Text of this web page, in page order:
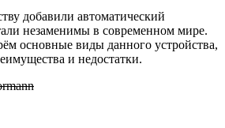
добавили автоматический
незаменимы в современном мире.
основные виды данного устройства,
и недостатки.